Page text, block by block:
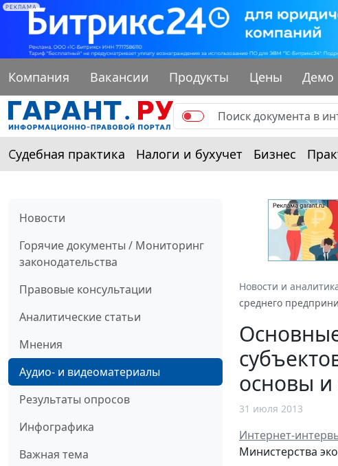
РЕКЛАМА
Компания Вакансии Продукты Цены Демо
Судебная практика Налоги и бухучет Бизнес
Новости
Горячие документы / Мониторинг
законодательства
Правовые консультации
Аналитические статьи
Мнения
Аудио- и видеоматериалы
Результаты опросов
Инфографика
Важная тема
Новости и
среднего
основы и
31 июля 2013
Интернет-
Министерства